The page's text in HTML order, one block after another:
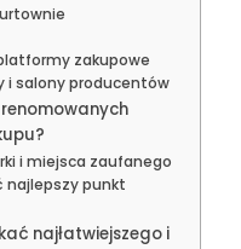
zakupowe
i salony producentów
i miejsca zaufanego
najlepszy punkt
najłatwiejszego i